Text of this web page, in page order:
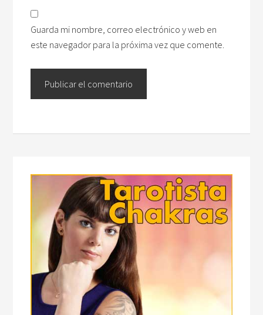
Guarda mi nombre, correo electrónico y web en
este navegador para la próxima vez que comente.